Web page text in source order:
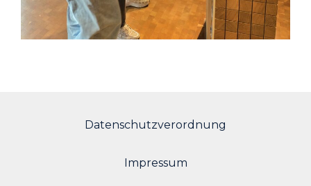
Datenschutzverordnung
Impressum